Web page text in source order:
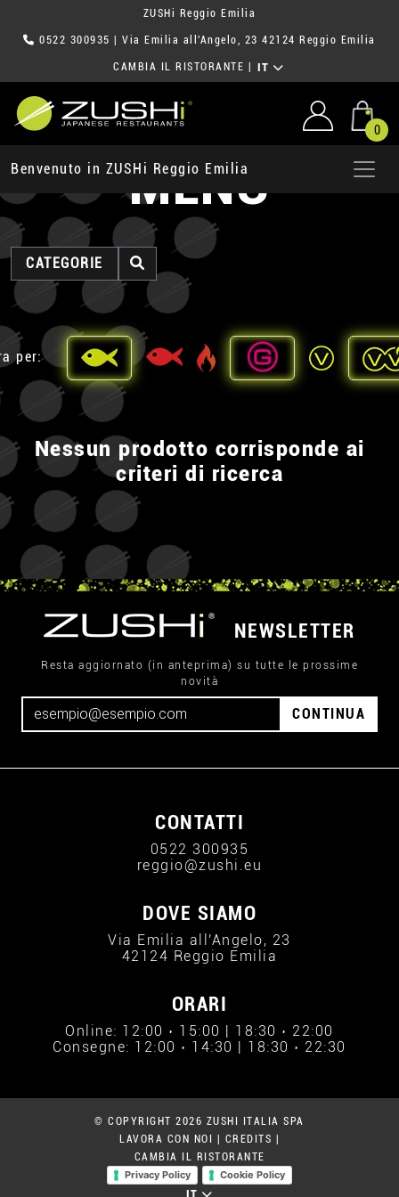
ZUSHi Reggio Emilia
0522 300935 | Via Emilia all'Angelo, 23 42124 Reggio Emilia
CAMBIA IL RISTORANTE IT
0
Benvenuto in ZUSHi Reggio Emilia
MENU
CATEGORIE
per:
Nessun prodotto corrisponde ai
criteri di ricerca
NEWSLETTER
Resta aggiornato (in anteprima) su tutte le prossime
novità
CONTINUA
CONTATTI
0522 300935
reggio@zushi.eu
DOVE SIAMO
Via Emilia all'Angelo, 23
42124 Reggio Emilia
ORARI
Online: 12:00 › 15:00 | 18:30 › 22:00
Consegne: 12:00 › 14:30 | 18:30 › 22:30
© COPYRIGHT 2026 ZUSHI ITALIA SPA
LAVORA CON NOI
CREDITS
CAMBIA IL RISTORANTE
Privacy Policy
Cookie Policy